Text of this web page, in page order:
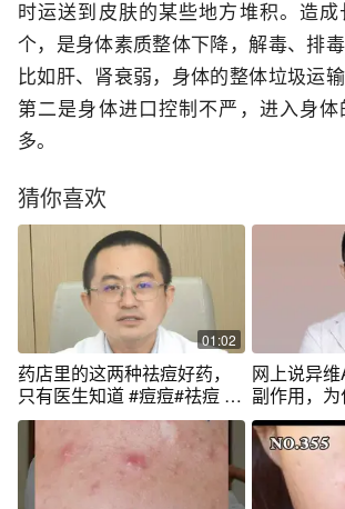
时运送到皮肤的某些地方堆积。造
个，是身体素质整体下降，解毒、排毒
比如肝、肾衰弱，身体的整体垃圾运输
第二是身体进口控制不严，进入身
多。
猜你喜欢
01:02
药店里的这两种祛痘好药，
只有医生知道 #痘痘#祛痘 #
硬核健康科普行动
网上说异
副作用，
个药治痘
健康知识宝
科普一下